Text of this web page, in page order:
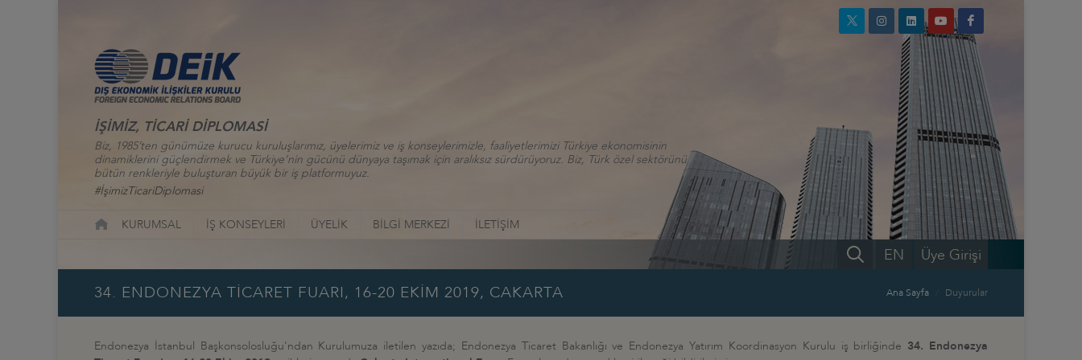
İŞİMİZ, TİCARİ DİPLOMASİ
Biz, 1985’ten günümüze kurucu kuruluşlarımız, üyelerimiz ve iş konseylerimizle, faaliyetlerimizi Türkiye ekonomisinin
dinamiklerini güçlendirmek ve Türkiye’nin gücünü dünyaya taşımak için aralıksız sürdürüyoruz. Biz, Türk özel sektörünü
bütün renkleriyle buluşturan büyük bir iş platformuyuz.
#İşimizTicariDiplomasi
KURUMSAL İŞ KONSEYLERİ ÜYELİK BİLGİ MERKEZİ İLETİŞİM
Üye Girişi
EN
34. ENDONEZYA TİCARET FUARI, 16-20 EKİM 2019, CAKARTA Ana Sayfa Duyurular
Endonezya İstanbul Başkonsolosluğu'ndan Kurulumuza iletilen yazıda; Endonezya Ticaret Bakanlığı ve Endonezya Yatırım Koordinasyon Kurulu iş birliğinde 34. Endonezya